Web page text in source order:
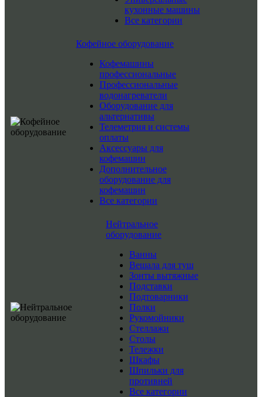
кухонные машины
Все категории
Кофейное оборудование
Кофемашины
профессиональные
Профессиональные
водонагреватели
Оборудование для
альтернативы
Телеметрия и системы
оплаты
Аксессуары для
кофемашин
Дополнительное
оборудование для
кофемашин
Все категории
Нейтральное
оборудование
Ванны
Вешала для туш
Зонты вытяжные
Подставки
Подтоварники
Полки
Рукомойники
Стеллажи
Столы
Тележки
Шкафы
Шпильки для
противней
Все категории